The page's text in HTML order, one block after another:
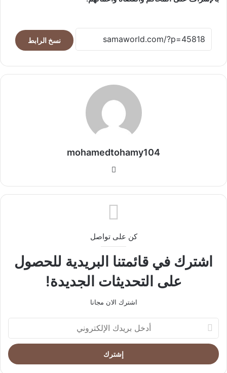
نسخ الرابط
mohamedtohamy104
كن على تواصل
اشترك في قائمتنا البريدية للحصول
على التحديثات الجديدة!
اشترك الان مجانا
أدخل
بريدك
الإلكتروني